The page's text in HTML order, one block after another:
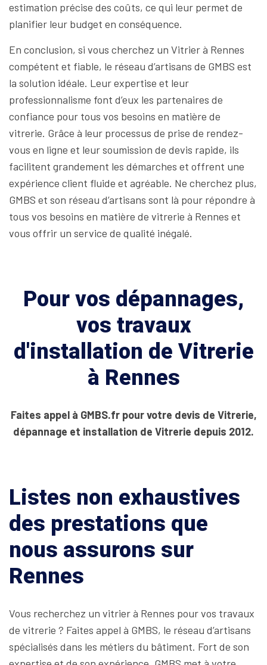
estimation précise des coûts, ce qui leur permet de
planifier leur budget en conséquence.
En conclusion, si vous cherchez un Vitrier à Rennes
compétent et fiable, le réseau d’artisans de GMBS est
la solution idéale. Leur expertise et leur
professionnalisme font d’eux les partenaires de
confiance pour tous vos besoins en matière de
vitrerie. Grâce à leur processus de prise de rendez-
vous en ligne et leur soumission de devis rapide, ils
facilitent grandement les démarches et offrent une
expérience client fluide et agréable. Ne cherchez plus,
GMBS et son réseau d’artisans sont là pour répondre à
tous vos besoins en matière de vitrerie à Rennes et
vous offrir un service de qualité inégalé.
Pour vos dépannages,
vos travaux
d'installation de Vitrerie
à Rennes
Faites appel à GMBS.fr pour votre devis de Vitrerie,
dépannage et installation de Vitrerie depuis 2012.
Listes non exhaustives
des prestations que
nous assurons sur
Rennes
Vous recherchez un vitrier à Rennes pour vos travaux
de vitrerie ? Faites appel à GMBS, le réseau d’artisans
spécialisés dans les métiers du bâtiment. Fort de son